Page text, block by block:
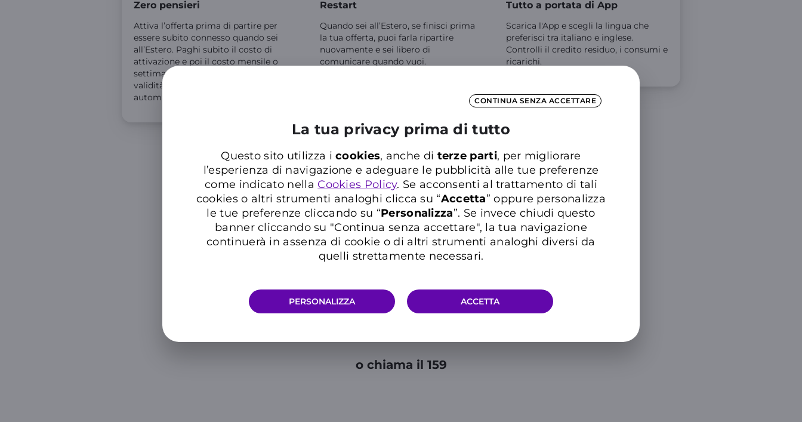
CONTINUA SENZA ACCETTARE
La tua privacy prima di tutto
Questo sito utilizza icookies, anche di terze parti, per migliorare
l’esperienza di navigazione e adeguare le pubblicità alle tue preferenze
come indicato nella Cookies Policy. Se acconsenti al trattamento di tali
cookies o altri strumenti analoghi clicca su “Accetta” oppure personalizza
le tue preferenze cliccando su “Personalizza”. Se invece chiudi questo
banner cliccando su "Continua senza accettare", la tua navigazione
continuerà in assenza di cookie o di altri strumenti analoghi diversi da
quelli strettamente necessari.
PERSONALIZZA ACCETTA
Zero pensieri
Attiva l’offerta prima di partire per
essere subito connesso quando sei
all’Estero. Paghi subito il costo di
attivazione e poi il costo mensile o
settimanale quando la usi nei Paesi di
validità. L’offerta si disattiva
automaticamente dopo 3 mesi.
Restart
Quando sei all’Estero, se finisci prima
la tua offerta, puoi farla ripartire
nuovamente e sei libero di
comunicare quando vuoi.
Tutto a portata di App
Scarica l'App e scegli la lingua che
preferisci tra italiano e inglese.
Controlli il credito residuo, i consumi e
ricarichi.
Il traffico incluso all’Estero è valido nei seguenti Paesi:
El Salvador | Honduras | Nicaragua | Repubblica Dominicana
Scegli l'offerta più adatta a te
o chiama il 159